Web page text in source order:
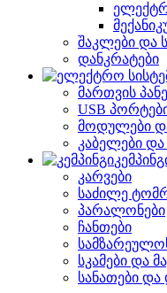
შაკლები და
დანკრატები
მართვის
USB
მოდულები
კაბელები და
კარვები
საძილე
პარალონები
ჩანთები
სკამები და
სანათები და